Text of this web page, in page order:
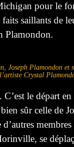
pour le
saillants de
Plamondon.
Joseph Plamondon et
Crystal
le départ
sûr celle de
se